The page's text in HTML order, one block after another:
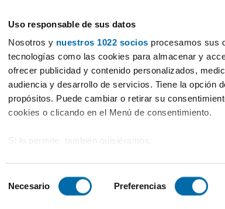
Uso responsable de sus datos
Nosotros y nuestros 1022 socios procesamos sus
tecnologías como las cookies para almacenar y
ofrecer publicidad y contenido personalizados,
audiencia y desarrollo de servicios. Tiene la opción
propósitos. Puede cambiar o retirar su
cookies o clicando en el Menú de consentimiento.
Si lo permite, también quisiéramos:
Identificar su dispositivo analizándolo
e
Necesario Preferencias
Pisos Barcelona (capital) Alquiler piso ascensor Ciutat vella